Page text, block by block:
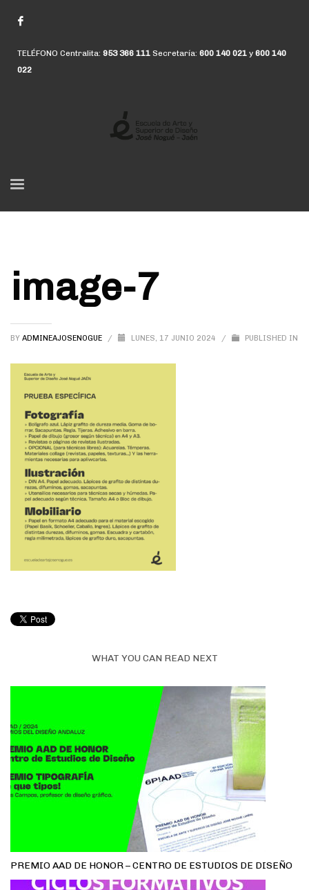
TELÉFONO Centralita: 953 366 111 Secretaría: 600 140 021 y 600 140
022
image-7
BY ADMINEAJOSENOGUE / LUNES, 17 JUNIO 2024 / PUBLISHED IN
WHAT YOU CAN READ NEXT
PREMIO AAD DE HONOR – CENTRO DE ESTUDIOS DE DISEÑO